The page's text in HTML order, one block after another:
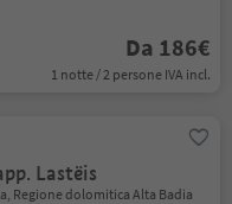
Da 186€
1 notte / 2 persone IVA incl.
Lastëis
Regione dolomitica Alta Badia